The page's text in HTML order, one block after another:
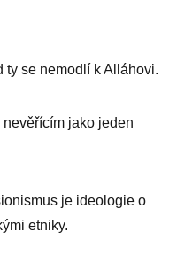
ty se nemodlí k Alláhovi.
jako jeden
je ideologie o
etniky.